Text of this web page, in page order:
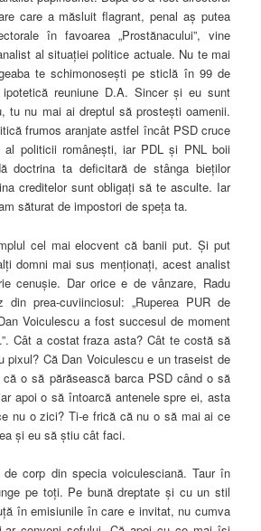
care a măsluit flagrant, penal aş putea
în favoarea „Prostănacului”, vine
al situaţiei politice actuale. Nu te mai
te schimonoseşti pe sticlă în 99 de
reuniune D.A. Sincer şi eu sunt
tu nu mai ai dreptul să prosteşti oamenii.
frumos aranjate astfel încât PSD cruce
politicii româneşti, iar PDL şi PNL boii
doctrina ta deficitară de stânga bieţilor
creditelor sunt obligaţi să te asculte. Iar
săturat de impostori de speţa ta.
cel mai elocvent că banii put. Şi put
domni mai sus menţionaţi, acest analist
cenuşie. Dar orice e de vânzare, Radu
din prea-cuviinciosul: „Ruperea PUR de
Voiculescu a fost succesul de moment
Cât a costat fraza asta? Cât te costă să
pixul? Că Dan Voiculescu e un traseist de
o să părăsească barca PSD când o să
apoi o să întoarcă antenele spre ei, asta
nu o zici? Ti-e frică că nu o să mai ai ce
şi eu să ştiu cât faci.
de corp din specia voiculesciană. Taur în
pe toţi. Pe bună dreptate şi cu un stil
în emisiunile în care e invitat, nu cumva